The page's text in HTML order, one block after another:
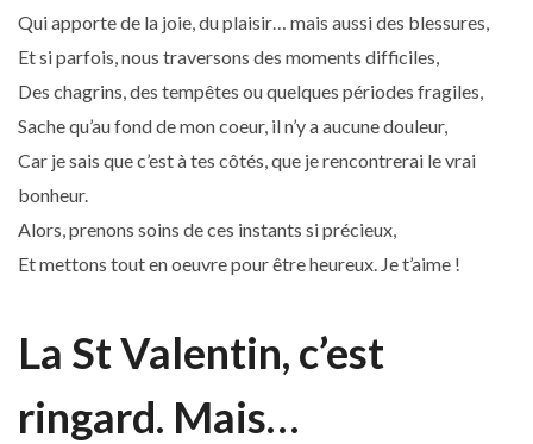
Qui apporte de la joie, du plaisir… mais aussi des blessures,
Et si parfois, nous traversons des moments difficiles,
Des chagrins, des tempêtes ou quelques périodes fragiles,
Sache qu’au fond de mon coeur, il n’y a aucune douleur,
Car je sais que c’est à tes côtés, que je rencontrerai le vrai
bonheur.
Alors, prenons soins de ces instants si précieux,
Et mettons tout en oeuvre pour être heureux. Je t’aime !
La St Valentin, c’est
ringard. Mais…